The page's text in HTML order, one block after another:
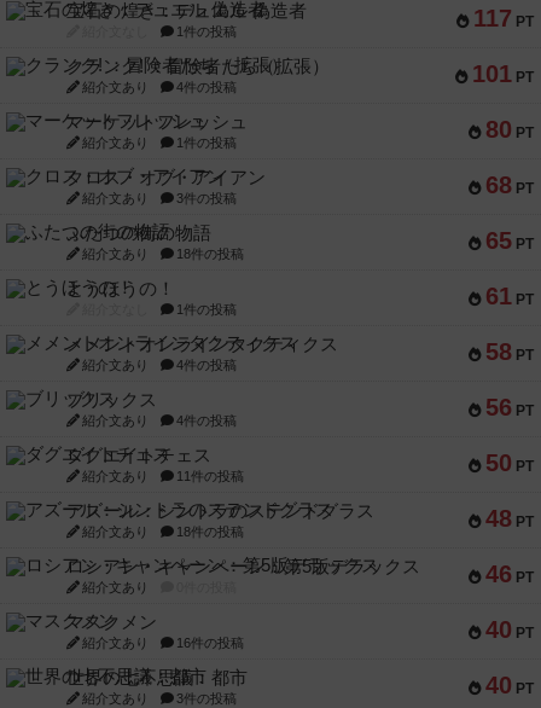
117 PT
宝石の煌き：デュエル 偽造者
1件の投稿
101 PT
クランク! ：冒険者たち（拡張）
紹介文あり 4件の投稿
80 PT
マーケットフレッシュ
紹介文あり 1件の投稿
68 PT
クロス・オブ・アイアン
紹介文あり 3件の投稿
65 PT
ふたつの街の物語
紹介文あり 18件の投稿
61 PT
とうほうの！
1件の投稿
58 PT
メメントオンラインタクティクス
紹介文あり 4件の投稿
56 PT
ブリックス
紹介文あり 4件の投稿
50 PT
ダグエイトチェス
紹介文あり 11件の投稿
48 PT
アズール：シントラのステンドグラス
紹介文あり 18件の投稿
46 PT
ロシアン・キャンペーン：第5版デラックス
紹介文あり
40 PT
マスクメン
紹介文あり 16件の投稿
40 PT
世界の七不思議：都市
紹介文あり 3件の投稿